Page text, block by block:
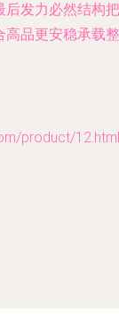
后发力必然结构把
高品更安稳承载整
product/12.html